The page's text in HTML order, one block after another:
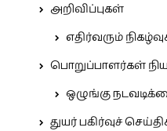
அறிவிப்புகள்
எதிர்வரும்
பொறுப்பாளர்கள்
ஒழுங்கு
துயர் பகிர்வுச்